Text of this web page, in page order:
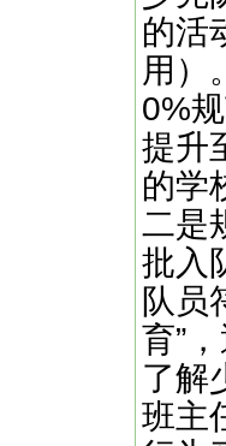
的活
用）
0%
提升
的学
二是
批入
队员
育”
了解
班主